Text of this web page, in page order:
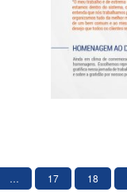
… 17 18